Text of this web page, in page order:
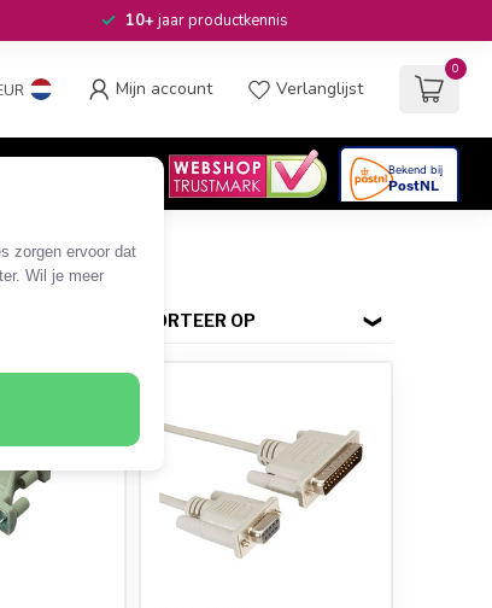
zorgen ervoor dat
Wil je meer
10+jaar productkennis
Mijn account Verlanglijst
0
SORTEER OP